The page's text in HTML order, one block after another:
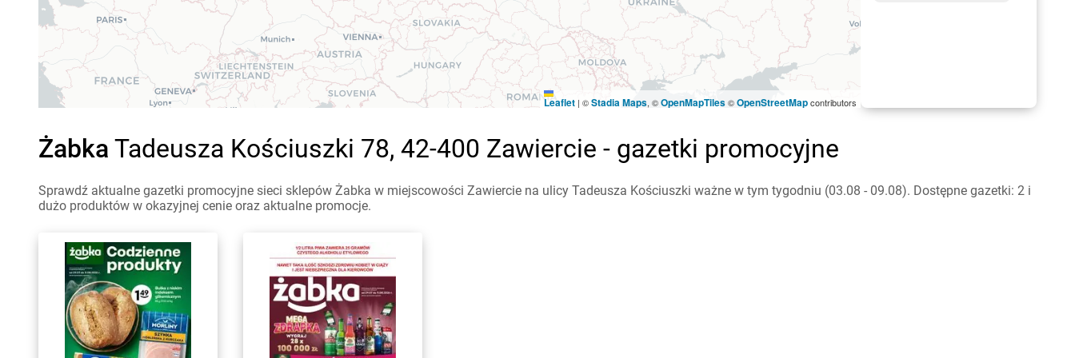
Leaflet | ©Stadia Maps, ©OpenMapTiles©OpenStreetMapcontributors
Żabka Tadeusza Kościuszki 78, 42-400 Zawiercie - gazetki promocyjne
Sprawdź aktualne gazetki promocyjne sieci sklepów Żabka w miejscowości Zawiercie na ulicy Tadeusza Kościuszki ważne w tym tygodniu (03.08 - 09.08). Dostępne gazetki: 2 i
dużo produktów w okazyjnej cenie oraz aktualne promocje.